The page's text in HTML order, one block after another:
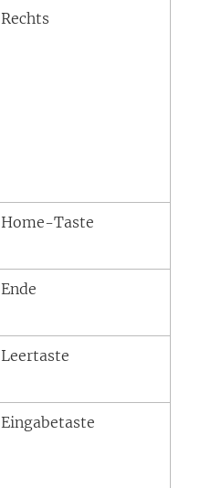
Rechts
Home-Taste
Ende
Leertaste
Eingabetaste